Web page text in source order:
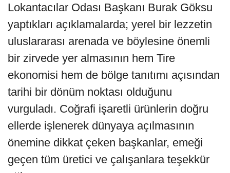
Lokantacılar Odası Başkanı Burak Göksu
yaptıkları açıklamalarda; yerel bir lezzetin
uluslararası arenada ve böylesine önemli
bir zirvede yer almasının hem Tire
ekonomisi hem de bölge tanıtımı açısından
tarihi bir dönüm noktası olduğunu
vurguladı. Coğrafi işaretli ürünlerin doğru
ellerde işlenerek dünyaya açılmasının
önemine dikkat çeken başkanlar, emeği
geçen tüm üretici ve çalışanlara teşekkür